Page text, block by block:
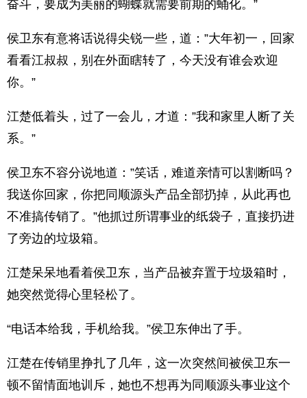
奋斗，要成为美丽的蝴蝶就需要前期的蛹化。”
侯卫东有意将话说得尖锐一些，道：”大年初一，回家
看看江叔叔，别在外面瞎转了，今天没有谁会欢迎
你。”
江楚低着头，过了一会儿，才道：”我和家里人断了关
系。”
侯卫东不容分说地道：”笑话，难道亲情可以割断吗？
我送你回家，你把同顺源头产品全部扔掉，从此再也
不准搞传销了。”他抓过所谓事业的纸袋子，直接扔进
了旁边的垃圾箱。
江楚呆呆地看着侯卫东，当产品被弃置于垃圾箱时，
她突然觉得心里轻松了。
“电话本给我，手机给我。”侯卫东伸出了手。
江楚在传销里挣扎了几年，这一次突然间被侯卫东一
顿不留情面地训斥，她也不想再为同顺源头事业这个